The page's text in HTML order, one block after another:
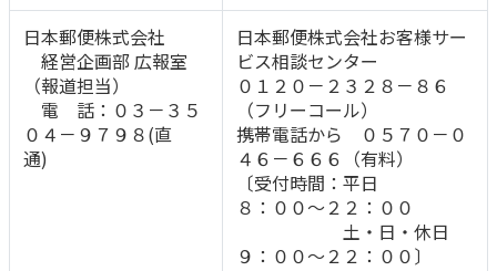
日本郵便株式会社
経営企画部 広報室
（報道担当）
電 話：０３－３５
０４－９７９８(直
通)
日本郵便株式会社お客様サー
ビス相談センター
０１２０－２３２８－８６
（フリーコール）
携帯電話から ０５７０－０
４６－６６６（有料）
〔受付時間：平日
８：００～２２：００
土・日・休日
９：００～２２：００〕